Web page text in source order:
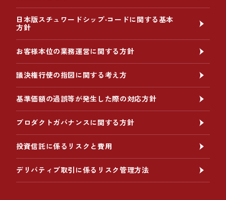
日本版スチュワードシップ‧コードに関する基本
方針
お客様本位の業務運営に関する方針
議決権行使の指図に関する考え方
基準価額の過誤等が発生した際の対応方針
プロダクトガバナンスに関する方針
投資信託に係るリスクと費用
デリバティブ取引に係るリスク管理方法